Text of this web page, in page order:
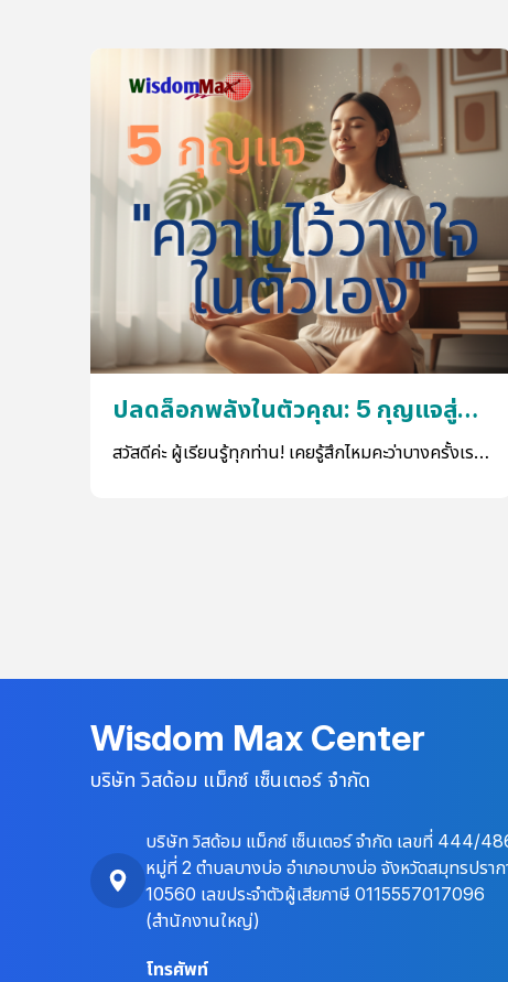
ปลดล็อกพลังในตัวคุณ: 5 กุญแจสู่
"ความไว้วางใจในตัวเอง"
สวัสดีค่ะ ผู้เรียนรู้ทุกท่าน! เคยรู้สึกไหมคะว่าบางครั้งเรา
ของการสร้างความไว้วางใจในตัวเองอย่างเป็นกันเอง
และเข้าใจง่าย พร้อม 5 เคล็ดลับที่เราคัดสรรมาเป็น
Wisdom Max Center
บริษัท วิสด้อม แม็กซ์ เซ็นเตอร์ จำกัด
บริษัท วิสด้อม แม็กซ์ เซ็นเตอร์ จำกัด เลขที่ 444/
หมู่ที่ 2 ตำบลบางบ่อ อำเภอบางบ่อ จังหวัดสมุทรปราก
10560 เลขประจำตัวผู้เสียภาษี 0115557017096
(สำนักงานใหญ่)
โทรศัพท์